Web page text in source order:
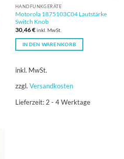
HANDFUNKGERÄTE
Motorola 1875103C04 Lautstärke
Switch Knob
30,46€inkl. MwSt.
IN DEN WARENKORB
inkl. MwSt.
zzgl. Versandkosten
Lieferzeit: 2 - 4 Werktage